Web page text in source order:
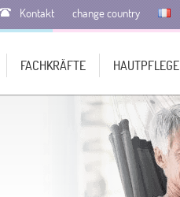
Kontakt change country
FACHKRÄFTE HAUTPFLEGE